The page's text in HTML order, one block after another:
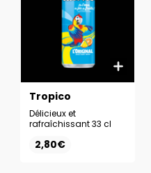
Tropico
Délicieux et
rafraîchissant 33 cl
2,80€